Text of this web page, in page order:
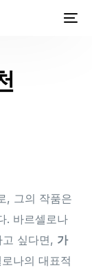
, 그의 작품은
. 바르셀로나
싶다면, 가
나의 대표적